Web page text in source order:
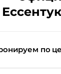
по